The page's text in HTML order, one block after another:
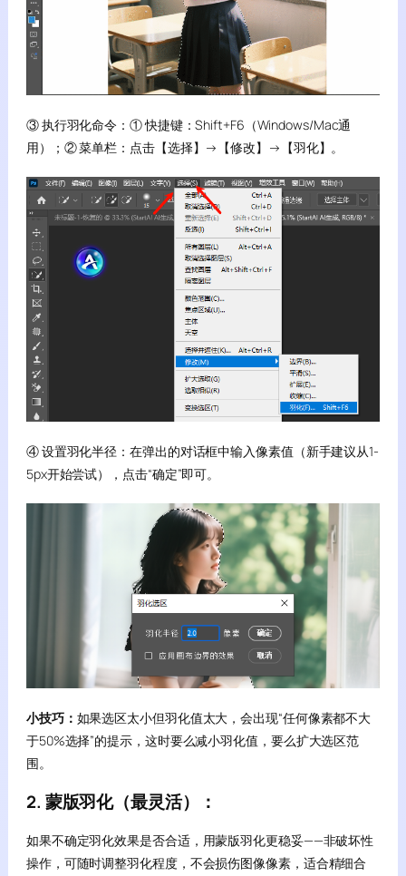
③ 执行羽化命令：① 快捷键：Shift+F6（Windows/Mac通
用）；② 菜单栏：点击【选择】→【修改】→【羽化】。
④ 设置羽化半径：在弹出的对话框中输入像素值（新手建议从1-
5px开始尝试），点击“确定”即可。
小技巧： 如果选区太小但羽化值太大，会出现“任何像素都不大
于50%选择”的提示，这时要么减小羽化值，要么扩大选区范
围。
2. 蒙版羽化（最灵活）：
如果不确定羽化效果是否合适，用蒙版羽化更稳妥——非破坏性
操作，可随时调整羽化程度，不会损伤图像像素，适合精细合